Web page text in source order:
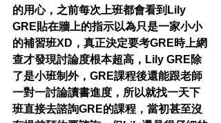
的用心，之前每次上班都會看到Lily
GRE貼在牆上的指示以為只是一家小小
的補習班XD，真正決定要考GRE時上網
查才發現討論度根本超高，Lily GRE除
了是小班制外，GRE課程後還能跟老師
一對一討論讀書進度，所以就找一天下
班直接去諮詢GRE的課程，當初甚至沒